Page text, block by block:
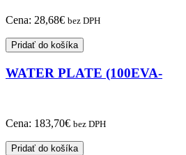
Cena: 28,68€ bez DPH
Pridať do košíka
WATER PLATE (100EVA-
Cena: 183,70€ bez DPH
Pridať do košíka